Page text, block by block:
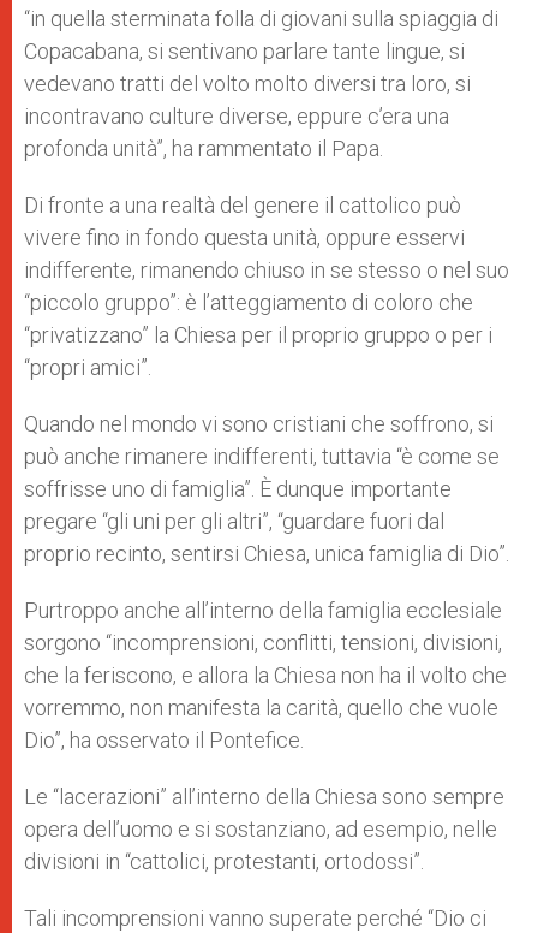
“in quella sterminata folla di giovani sulla spiaggia di
Copacabana, si sentivano parlare tante lingue, si
vedevano tratti del volto molto diversi tra loro, si
incontravano culture diverse, eppure c’era una
profonda unità”, ha rammentato il Papa.
Di fronte a una realtà del genere il cattolico può
vivere fino in fondo questa unità, oppure esservi
indifferente, rimanendo chiuso in se stesso o nel suo
“piccolo gruppo”: è l’atteggiamento di coloro che
“privatizzano” la Chiesa per il proprio gruppo o per i
“propri amici”.
Quando nel mondo vi sono cristiani che soffrono, si
può anche rimanere indifferenti, tuttavia “è come se
soffrisse uno di famiglia”. È dunque importante
pregare “gli uni per gli altri”, “guardare fuori dal
proprio recinto, sentirsi Chiesa, unica famiglia di Dio”.
Purtroppo anche all’interno della famiglia ecclesiale
sorgono “incomprensioni, conflitti, tensioni, divisioni,
che la feriscono, e allora la Chiesa non ha il volto che
vorremmo, non manifesta la carità, quello che vuole
Dio”, ha osservato il Pontefice.
Le “lacerazioni” all’interno della Chiesa sono sempre
opera dell’uomo e si sostanziano, ad esempio, nelle
divisioni in “cattolici, protestanti, ortodossi”.
Tali incomprensioni vanno superate perché “Dio ci